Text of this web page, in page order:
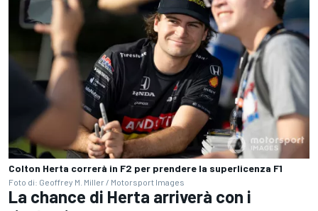
Colton Herta correrà in F2 per prendere la superlicenza F1
Foto di: Geoffrey M. Miller / Motorsport Images
La chance di Herta arriverà con i